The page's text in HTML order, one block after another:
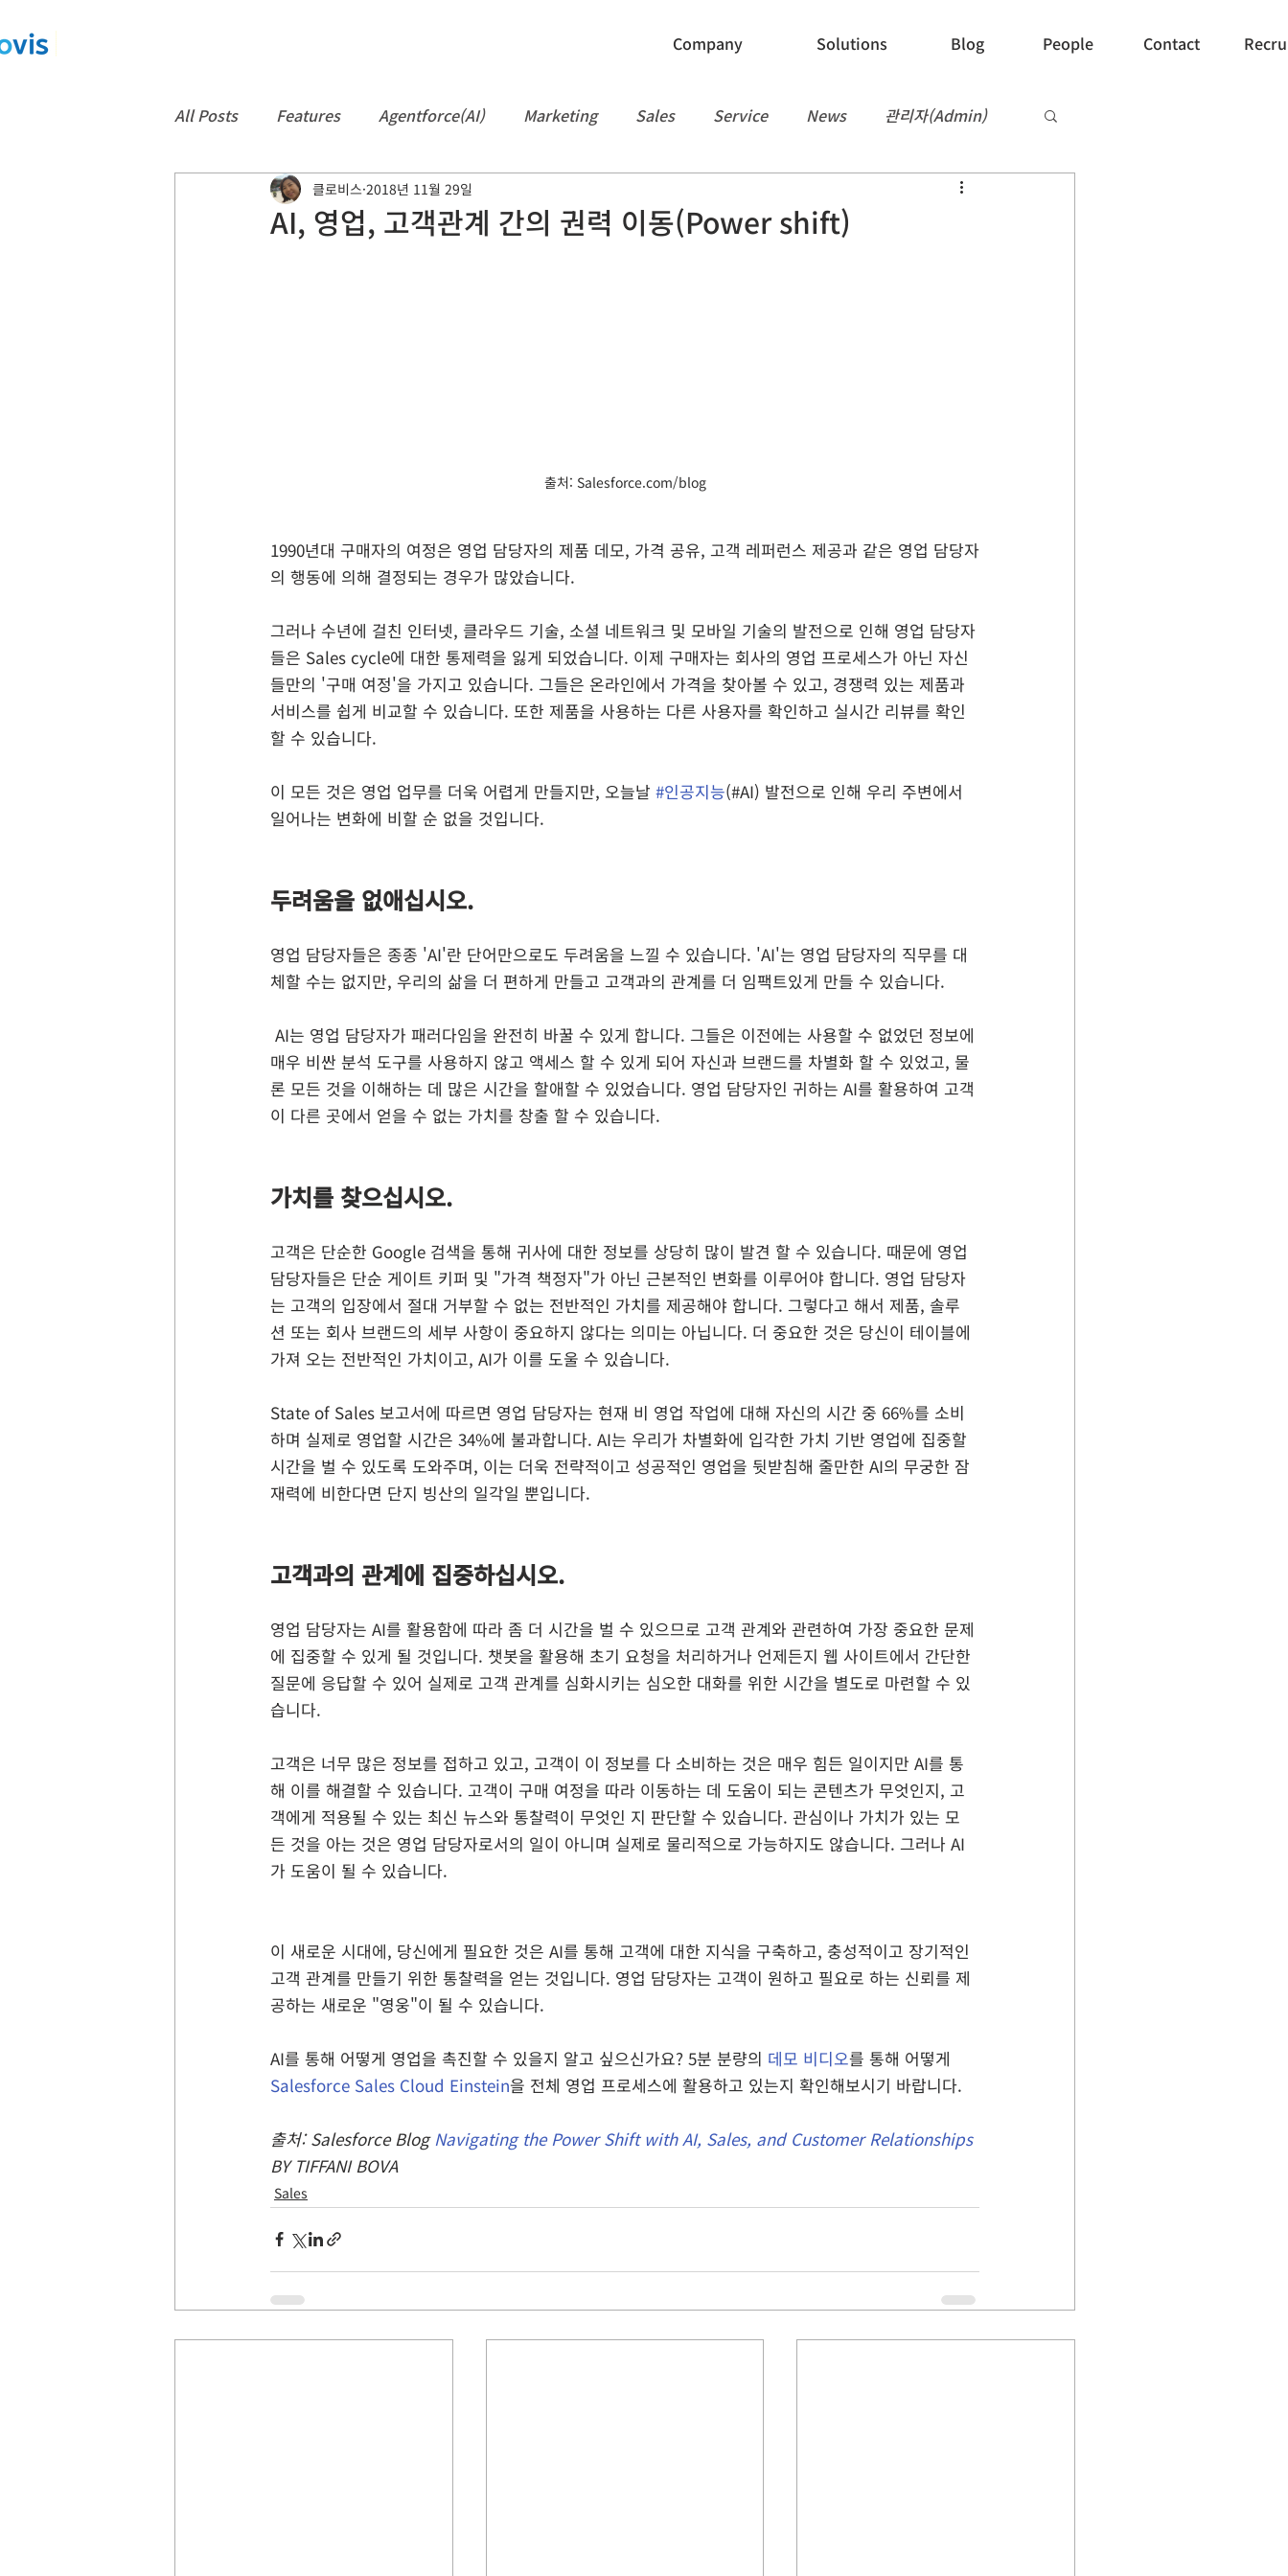
Company Solutions Blog People Contact
All Posts Features Agentforce(AI) Marketing Sales Service News 관리자(Admin)
컨택센터 CTI Manufacturing
AI, 영업, 고객관계 간의 권력 이동(Power shift)
클로비스 2018년 11월 29일
출처: Salesforce.com/blog
1990년대 구매자의 여정은 영업 담당자의 제품 데모, 가격 공유, 고객 레퍼런스 제공과 같은 영업 담당자
의 행동에 의해 결정되는 경우가 많았습니다.
그러나 수년에 걸친 인터넷, 클라우드 기술, 소셜 네트워크 및 모바일 기술의 발전으로 인해 영업 담당자
들은 Sales cycle에 대한 통제력을 잃게 되었습니다. 이제 구매자는 회사의 영업 프로세스가 아닌 자신
들만의 '구매 여정'을 가지고 있습니다. 그들은 온라인에서 가격을 찾아볼 수 있고, 경쟁력 있는 제품과
서비스를 쉽게 비교할 수 있습니다. 또한 제품을 사용하는 다른 사용자를 확인하고 실시간 리뷰를 확인
할 수 있습니다.
이 모든 것은 영업 업무를 더욱 어렵게 만들지만, 오늘날 #인공지능(#AI) 발전으로 인해 우리 주변에서
일어나는 변화에 비할 순 없을 것입니다.
두려움을 없애십시오.
영업 담당자들은 종종 'AI'란 단어만으로도 두려움을 느낄 수 있습니다. 'AI'는 영업 담당자의 직무를 대
체할 수는 없지만, 우리의 삶을 더 편하게 만들고 고객과의 관계를 더 임팩트있게 만들 수 있습니다.
매우 비싼 분석 도구를 사용하지 않고 액세스 할 수 있게 되어 자신과 브랜드를 차별화 할 수 있었고, 물
론 모든 것을 이해하는 데 많은 시간을 할애할 수 있었습니다. 영업 담당자인 귀하는 AI를 활용하여 고객
이 다른 곳에서 얻을 수 없는 가치를 창출 할 수 있습니다.
가치를 찾으십시오.
고객은 단순한 Google 검색을 통해 귀사에 대한 정보를 상당히 많이 발견 할 수 있습니다. 때문에 영업
담당자들은 단순 게이트 키퍼 및 "가격 책정자"가 아닌 근본적인 변화를 이루어야 합니다. 영업 담당자
는 고객의 입장에서 절대 거부할 수 없는 전반적인 가치를 제공해야 합니다. 그렇다고 해서 제품, 솔루
션 또는 회사 브랜드의 세부 사항이 중요하지 않다는 의미는 아닙니다. 더 중요한 것은 당신이 테이블에
가져 오는 전반적인 가치이고, AI가 이를 도울 수 있습니다.
State of Sales 보고서에 따르면 영업 담당자는 현재 비 영업 작업에 대해 자신의 시간 중 66%를 소비
하며 실제로 영업할 시간은 34%에 불과합니다. AI는 우리가 차별화에 입각한 가치 기반 영업에 집중할
시간을 벌 수 있도록 도와주며, 이는 더욱 전략적이고 성공적인 영업을 뒷받침해 줄만한 AI의 무궁한 잠
재력에 비한다면 단지 빙산의 일각일 뿐입니다.
고객과의 관계에 집중하십시오.
영업 담당자는 AI를 활용함에 따라 좀 더 시간을 벌 수 있으므로 고객 관계와 관련하여 가장 중요한 문제
에 집중할 수 있게 될 것입니다. 챗봇을 활용해 초기 요청을 처리하거나 언제든지 웹 사이트에서 간단한
질문에 응답할 수 있어 실제로 고객 관계를 심화시키는 심오한 대화를 위한 시간을 별도로 마련할 수 있
습니다.
고객은 너무 많은 정보를 접하고 있고, 고객이 이 정보를 다 소비하는 것은 매우 힘든 일이지만 AI를 통
해 이를 해결할 수 있습니다. 고객이 구매 여정을 따라 이동하는 데 도움이 되는 콘텐츠가 무엇인지, 고
객에게 적용될 수 있는 최신 뉴스와 통찰력이 무엇인 지 판단할 수 있습니다. 관심이나 가치가 있는 모
든 것을 아는 것은 영업 담당자로서의 일이 아니며 실제로 물리적으로 가능하지도 않습니다. 그러나 AI
가 도움이 될 수 있습니다.
이 새로운 시대에, 당신에게 필요한 것은 AI를 통해 고객에 대한 지식을 구축하고, 충성적이고 장기적인
고객 관계를 만들기 위한 통찰력을 얻는 것입니다. 영업 담당자는 고객이 원하고 필요로 하는 신뢰를 제
공하는 새로운 "영웅"이 될 수 있습니다.
AI를 통해 어떻게 영업을 촉진할 수 있을지 알고 싶으신가요? 5분 분량의 데모 비디오를 통해 어떻게
Salesforce Sales Cloud Einstein을 전체 영업 프로세스에 활용하고 있는지 확인해보시기 바랍니다.
출처: Salesforce Blog Navigating the Power Shift with AI, Sales, and Customer Relationships
BY TIFFANI BOVA
Sales